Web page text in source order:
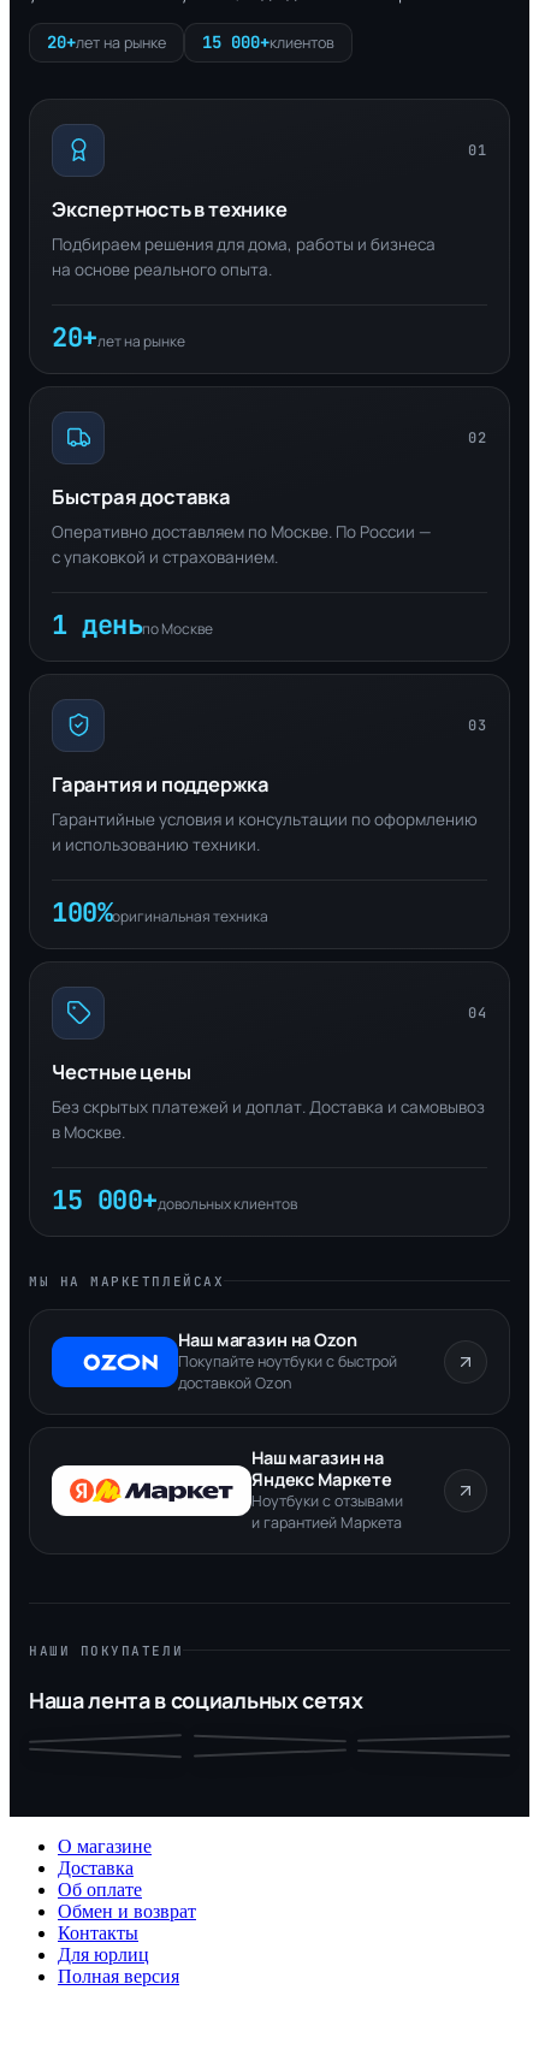
20+лет на рынке 15 000+клиентов
01
Экспертность в технике
Подбираем решения для дома, работы и бизнеса
на основе реального опыта.
20+лет на рынке
02
Быстрая доставка
Оперативно доставляем по Москве. По России —
с упаковкой и страхованием.
1 деньпо Москве
03
Гарантия и поддержка
Гарантийные условия и консультации по оформлению
и использованию техники.
100%оригинальная техника
04
Честные цены
Без скрытых платежей и доплат. Доставка и самовывоз
в Москве.
15 000+довольных клиентов
МЫ НА МАРКЕТПЛЕЙСАХ
Наш магазин на Ozon
Покупайте ноутбуки с быстрой
доставкой Ozon
Наш магазин на
Яндекс Маркете
Ноутбуки с отзывами
и гарантией Маркета
НАШИ ПОКУПАТЕЛИ
Наша лента в социальных сетях
О магазине
Доставка
Об оплате
Обмен и возврат
Контакты
Для юрлиц
Полная версия